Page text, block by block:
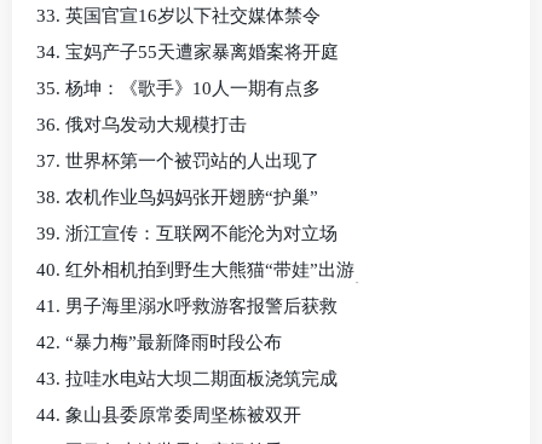
33. 英国官宣16岁以下社交媒体禁令
34. 宝妈产子55天遭家暴离婚案将开庭
35. 杨坤：《歌手》10人一期有点多
36. 俄对乌发动大规模打击
37. 世界杯第一个被罚站的人出现了
38. 农机作业鸟妈妈张开翅膀“护巢”
39. 浙江宣传：互联网不能沦为对立场
40. 红外相机拍到野生大熊猫“带娃”出游
41. 男子海里溺水呼救游客报警后获救
42. “暴力梅”最新降雨时段公布
43. 拉哇水电站大坝二期面板浇筑完成
44. 象山县委原常委周坚栋被双开